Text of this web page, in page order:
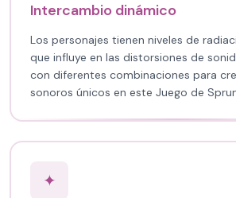
Intercambio dinámico
Los personajes tienen niveles de
que influye en las distorsiones de
con diferentes combinaciones para
sonoros únicos en este Juego de
✦